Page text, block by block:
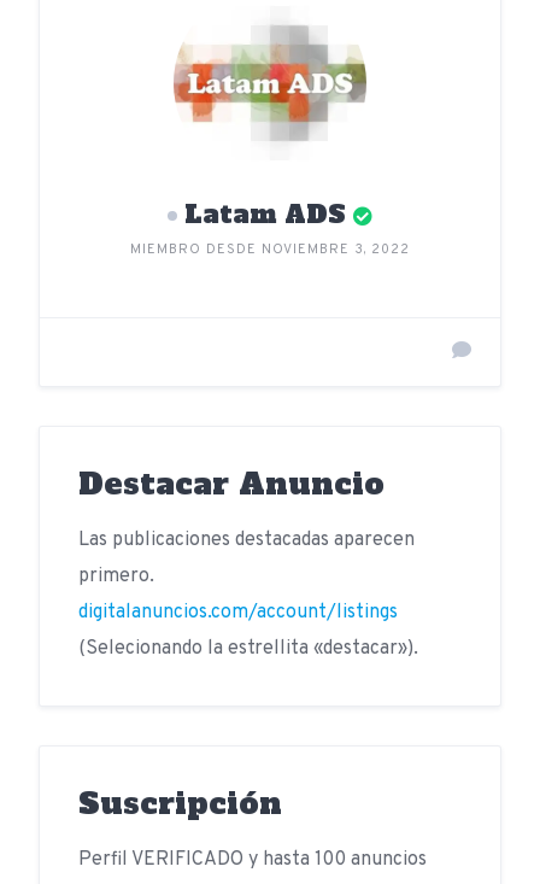
Latam ADS
MIEMBRO DESDE NOVIEMBRE 3, 2022
Destacar Anuncio
Las publicaciones destacadas aparecen
primero.
digitalanuncios.com/account/listings
(Selecionando la estrellita «destacar»).
Suscripción
Perfil VERIFICADO y hasta 100 anuncios